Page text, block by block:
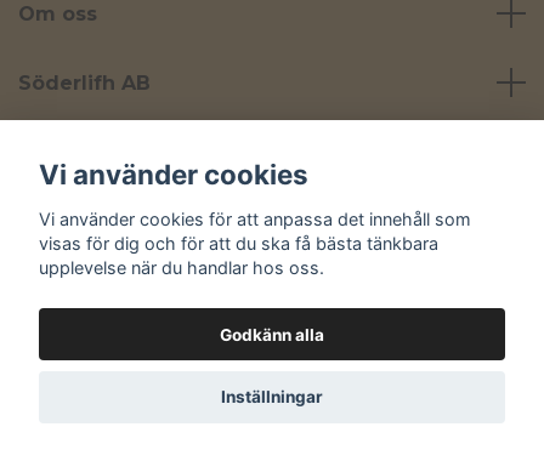
Om oss
Söderlifh AB
Sociala medier
© 2026 Yta
Vi använder cookies
Vi använder cookies för att anpassa det innehåll som
visas för dig och för att du ska få bästa tänkbara
upplevelse när du handlar hos oss.
Godkänn alla
Inställningar